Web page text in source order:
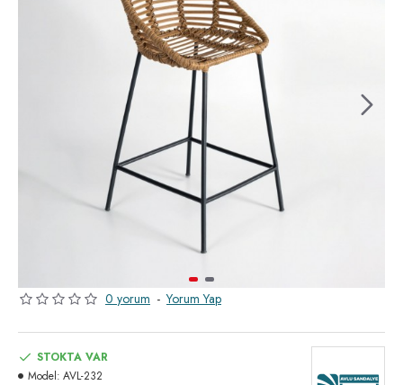
0 yorum - Yorum Yap
STOKTA VAR
Model: AVL-232